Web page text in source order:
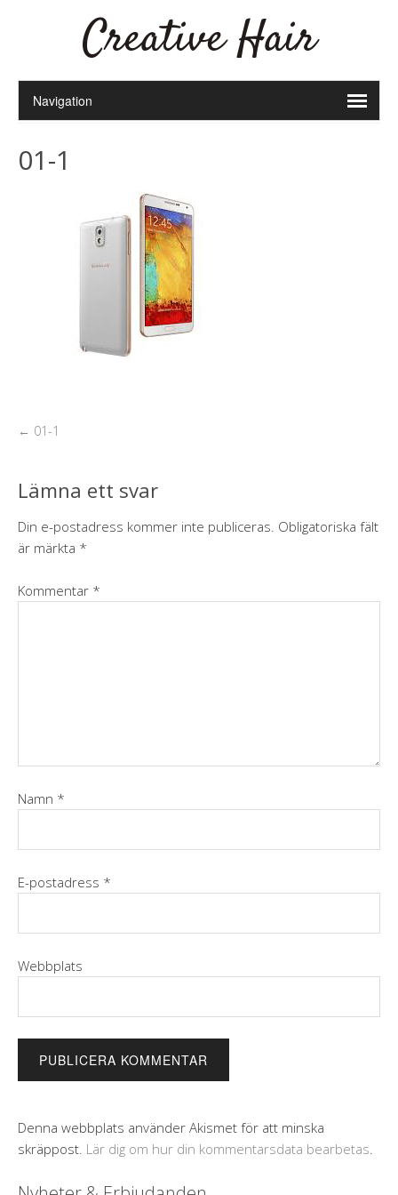
Creative Hair
01-1
← 01-1
Lämna ett svar
Din e-postadress kommer inte publiceras. Obligatoriska fält
är märkta *
Kommentar *
Namn *
E-postadress *
Webbplats
Denna webbplats använder Akismet för att minska
skräppost. Lär dig om hur din kommentarsdata bearbetas.